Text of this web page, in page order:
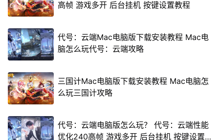
高帧 游戏多开 后台挂机 按键设置教程
代号：云端Mac电脑版下载安装教程 Mac电
脑怎么玩代号：云端攻略
三国计Mac电脑版下载安装教程 Mac电脑怎
么玩三国计攻略
代号：云端电脑版怎么玩？ 代号：云端性能
优化240高帧 游戏多开 后台挂机 按键设置